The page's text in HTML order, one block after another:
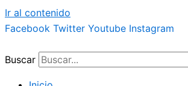
Ir al contenido
Facebook Twitter Youtube Instagram
Buscar